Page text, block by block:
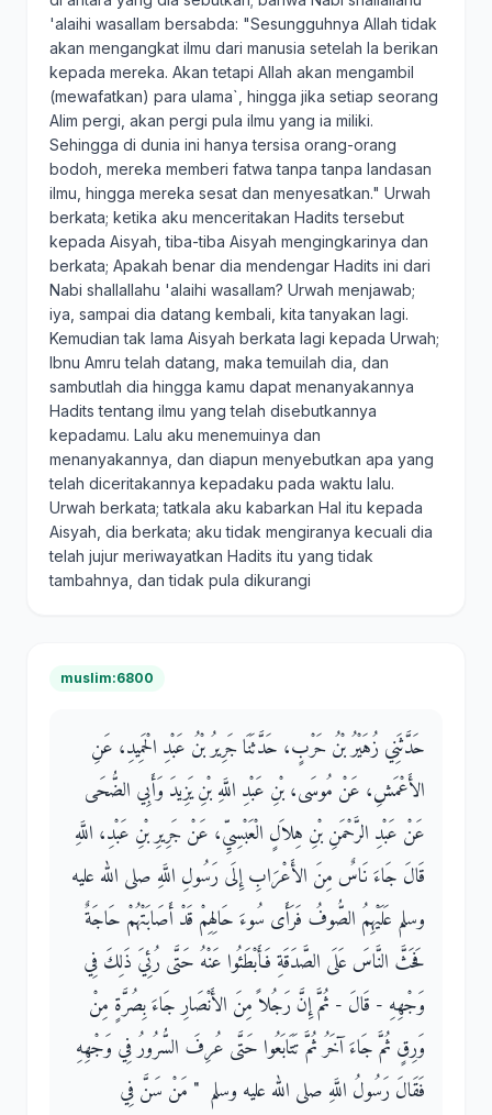
'alaihi wasallam bersabda: "Sesungguhnya Allah tidak
akan mengangkat ilmu dari manusia setelah Ia berikan
kepada mereka. Akan tetapi Allah akan mengambil
(mewafatkan) para ulama`, hingga jika setiap seorang
Alim pergi, akan pergi pula ilmu yang ia miliki.
Sehingga di dunia ini hanya tersisa orang-orang
bodoh, mereka memberi fatwa tanpa tanpa landasan
ilmu, hingga mereka sesat dan menyesatkan." Urwah
berkata; ketika aku menceritakan Hadits tersebut
kepada Aisyah, tiba-tiba Aisyah mengingkarinya dan
berkata; Apakah benar dia mendengar Hadits ini dari
Nabi shallallahu 'alaihi wasallam? Urwah menjawab;
iya, sampai dia datang kembali, kita tanyakan lagi.
Kemudian tak lama Aisyah berkata lagi kepada Urwah;
Ibnu Amru telah datang, maka temuilah dia, dan
sambutlah dia hingga kamu dapat menanyakannya
Hadits tentang ilmu yang telah disebutkannya
kepadamu. Lalu aku menemuinya dan
menanyakannya, dan diapun menyebutkan apa yang
telah diceritakannya kepadaku pada waktu lalu.
Urwah berkata; tatkala aku kabarkan Hal itu kepada
Aisyah, dia berkata; aku tidak mengiranya kecuali dia
telah jujur meriwayatkan Hadits itu yang tidak
tambahnya, dan tidak pula dikurangi
muslim:6800
حَدَّثَنِي زُهَيْرُ بْنُ حَرْبٍ، حَدَّثَنَا جَرِيرُ بْنُ عَبْدِ الْحَمِيدِ، عَنِ
الأَعْمَشِ، عَنْ مُوسَى، بْنِ عَبْدِ اللَّهِ بْنِ يَزِيدَ وَأَبِي الضُّحَى
عَنْ عَبْدِ الرَّحْمَنِ بْنِ هِلاَلٍ الْعَبْسِيِّ، عَنْ جَرِيرِ بْنِ عَبْدِ، اللَّهِ
قَالَ جَاءَ نَاسٌ مِنَ الأَعْرَابِ إِلَى رَسُولِ اللَّهِ صلى الله عليه
وسلم عَلَيْهِمُ الصُّوفُ فَرَأَى سُوءَ حَالِهِمْ قَدْ أَصَابَتْهُمْ حَاجَةٌ
فَحَثَّ النَّاسَ عَلَى الصَّدَقَةِ فَأَبْطَئُوا عَنْهُ حَتَّى رُئِيَ ذَلِكَ فِي
وَجْهِهِ - قَالَ - ثُمَّ إِنَّ رَجُلاً مِنَ الأَنْصَارِ جَاءَ بِصُرَّةٍ مِنْ
وَرِقٍ ثُمَّ جَاءَ آخَرُ ثُمَّ تَتَابَعُوا حَتَّى عُرِفَ السُّرُورُ فِي وَجْهِهِ
فَقَالَ رَسُولُ اللَّهِ صلى الله عليه وسلم ‏ "‏ مَنْ سَنَّ فِي